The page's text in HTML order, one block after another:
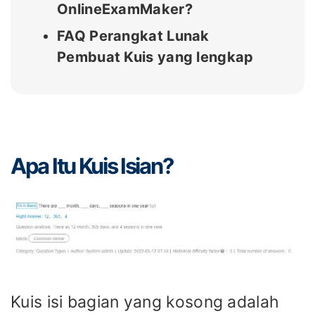
OnlineExamMaker?
FAQ Perangkat Lunak
Pembuat Kuis yang lengkap
Apa Itu Kuis Isian?
Kuis isi bagian yang kosong adalah